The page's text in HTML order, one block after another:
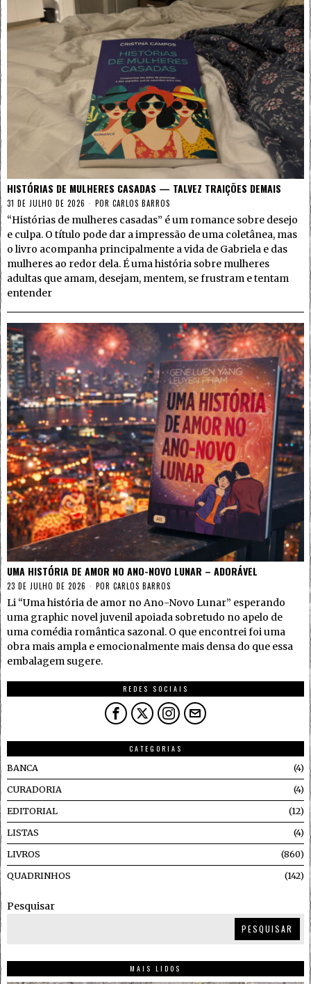
HISTÓRIAS DE MULHERES CASADAS — TALVEZ TRAIÇÕES DEMAIS
31 DE JULHO DE 2026 POR CARLOS BARROS
“Histórias de mulheres casadas” é um romance sobre desejo
e culpa. O título pode dar a impressão de uma coletânea, mas
o livro acompanha principalmente a vida de Gabriela e das
mulheres ao redor dela. É uma história sobre mulheres
adultas que amam, desejam, mentem, se frustram e tentam
entender
UMA HISTÓRIA DE AMOR NO ANO-NOVO LUNAR – ADORÁVEL
23 DE JULHO DE 2026 POR CARLOS BARROS
Li “Uma história de amor no Ano-Novo Lunar” esperando
uma graphic novel juvenil apoiada sobretudo no apelo de
uma comédia romântica sazonal. O que encontrei foi uma
obra mais ampla e emocionalmente mais densa do que essa
embalagem sugere.
REDES SOCIAIS
CATEGORIAS
BANCA
4
CURADORIA 4
EDITORIAL 12
LISTAS 4
LIVROS 860
QUADRINHOS 142
Pesquisar
PESQUISAR
MAIS LIDOS